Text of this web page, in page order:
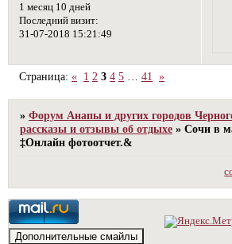
1 месяц 10 дней
Последний визит:
31-07-2018 15:21:49
Страница:« 1 2 3 4 5 41 »
»Форум Анапы и других городов
рассказы и отзывы об отдыхе »Сочи в
‡Онлайн фотоотчет.&